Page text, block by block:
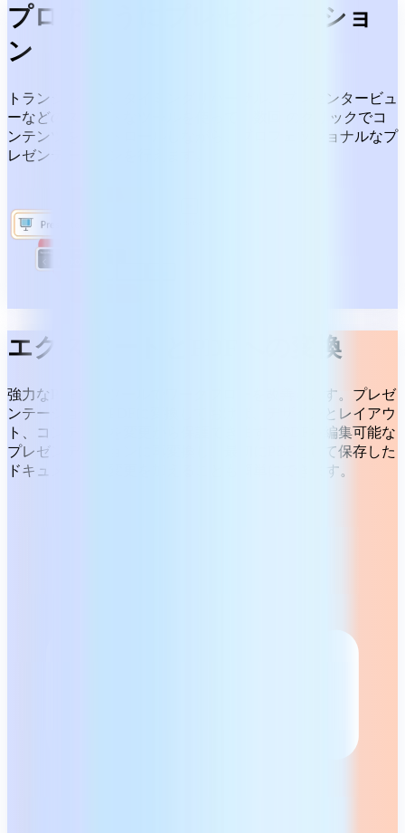
プロのようにプレゼンテーショ
ン
トランジション、タイミングリハーサル、プレゼンタービュ
ーなどのスマートなツールを使って、数回 のクリックでコ
ンテンツをコントロールしながら、プロフェッショナルなプ
レゼンテーションを行えます。
エクスポートとPDFへの変換
強力なPDF変換ツールでワークフローを改善します。プレゼ
ンテーションをPDFに変換しておけば、デザインとレイアウ
ト、コンテンツを変更から保護できます。PDFを編集可能な
プレゼンテーションに再変換し、最初にPDFとして保存した
ドキュメントに変更を加えることも簡単にできます。